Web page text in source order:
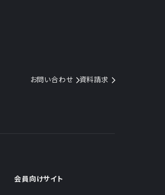
お問い合わせ 資料請求
会員向けサイト